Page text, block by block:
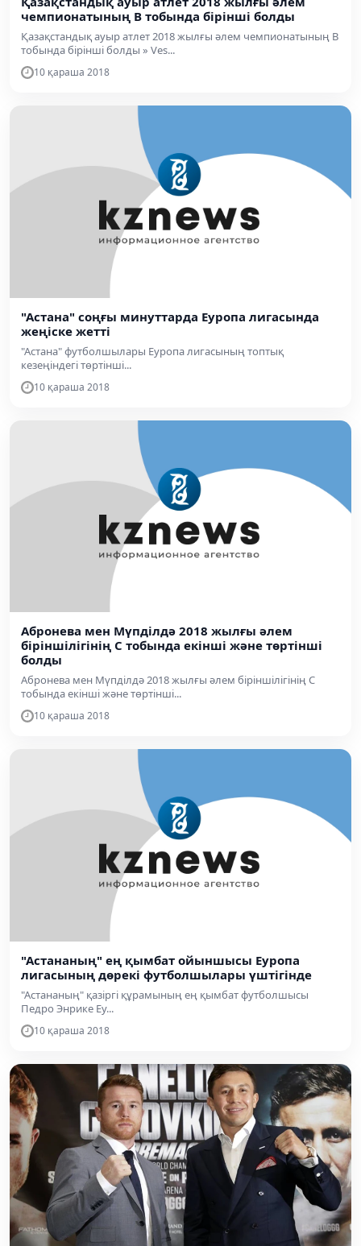
чемпионатының В тобында бірінші болды
Қазақстандық ауыр атлет 2018 жылғы әлем чемпионатының В
тобында бірінші болды » Ves...
10 қараша 2018
"Астана" соңғы минуттарда Еуропа лигасында
жеңіске жетті
"Астана" футболшылары Еуропа лигасының топтық
кезеңіндегі төртінші...
10 қараша 2018
Абронева мен Мүпділдә 2018 жылғы әлем
біріншілігінің С тобында екінші және төртінші
болды
Абронева мен Мүпділдә 2018 жылғы әлем біріншілігінің С
тобында екінші және төртінші...
10 қараша 2018
"Астананың" ең қымбат ойыншысы Еуропа
лигасының дөрекі футболшылары үштігінде
"Астананың" қазіргі құрамының ең қымбат футболшысы
Педро Энрике Еу...
10 қараша 2018